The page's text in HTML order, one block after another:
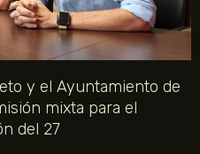
y el Ayuntamiento de
mixta para el
del 27